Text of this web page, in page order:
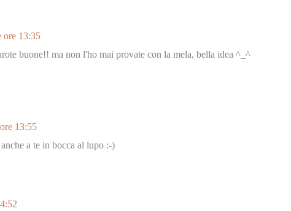
ore 13:35
buone!! ma non l'ho mai provate con la mela, bella idea ^_^
13:55
a te in bocca al lupo :-)